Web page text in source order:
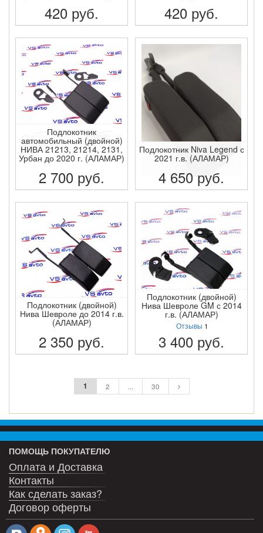
420 руб.
ПОДРОБНЕЕ
420 руб.
ПОДРОБНЕЕ
Подлокотник
автомобильный (двойной)
НИВА 21213, 21214, 2131,
Урбан до 2020 г. (АЛАМАР)
2 700 руб.
ПОДРОБНЕЕ
Подлокотник Niva Legend с
2021 г.в. (АЛАМАР)
4 650 руб.
ПОДРОБНЕЕ
Подлокотник (двойной)
Нива Шевроле до 2014 г.в.
(АЛАМАР)
2 350 руб.
Подлокотник (двойной)
Нива Шевроле GM с 2014
г.в. (АЛАМАР)
Отзывы 1
3 400 руб.
1 2 ... 30
ПОМОЩЬ ПОКУПАТЕЛЮ
Оплата и Доставка
Контакты
Как сделать заказ?
Договор оферты